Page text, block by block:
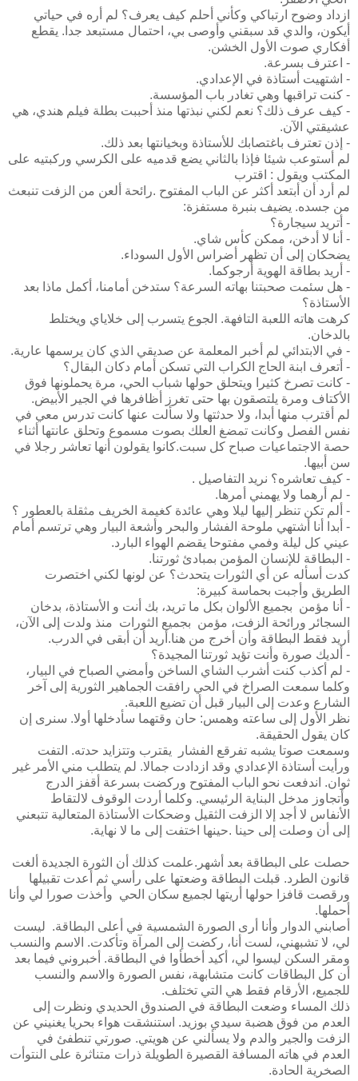
ازداد وضوح ارتباكي وكأني أحلم كيف يعرف؟ لم أره في حياتي
أيكون، والدي قد سبقني وأوصى بي، احتمال مستبعد جدا. يقطع
أفكاري صوت الأول الخشن.
- اعترف بسرعة.
- اشتهيت أستاذة في الإعدادي.
- كنت تراقبها وهي تغادر باب المؤسسة.
- كيف عرف ذلك؟ نعم لكني نبذتها منذ أحببت بطلة فيلم هندي، هي
عشيقتي الآن.
- إذن تعترف باغتصابك للأستاذة وبخيانتها بعد ذلك.
لم أستوعب شيئا فإذا بالثاني يضع قدميه على الكرسي وركبتيه على
المكتب ويقول : اقترب
لم أرد أن أبتعد أكثر عن الباب المفتوح .رائحة ألعن من الزفت تنبعث
من جسده. يضيف بنبرة مستفزة:
- أتريد سيجارة؟
- أنا لا أدخن، ممكن كأس شاي.
يضحكان إلى أن تظهر أضراس الأول السوداء.
- أريد بطاقة الهوية أرجوكما.
- هل سئمت صحبتنا بهاته السرعة؟ ستدخن أمامنا، أكمل ماذا بعد
الأستاذة؟
كرهت هاته اللعبة التافهة. الجوع يتسرب إلى خلاياي ويختلط
بالدخان.
- في الابتدائي لم أخبر المعلمة عن صديقي الذي كان يرسمها عارية.
- أتعرف ابنة الحاج الكراب التي تسكن أمام دكان البقال؟
- كانت تصرخ كثيرا ويتحلق حولها شباب الحي، مرة يحملونها فوق
الأكتاف ومرة يلتصقون بها حتى تغرز أظافرها في الجير الأبيض.
لم أقترب منها أبدا، ولا حدثتها ولا سألت عنها كانت تدرس معي في
نفس الفصل وكانت تمضغ العلك بصوت مسموع وتحلق عانتها أثناء
حصة الاجتماعيات صباح كل سبت.كانوا يقولون أنها تعاشر رجلا في
سن أبيها.
- كيف تعاشره؟ نريد التفاصيل .
- لم أرهما ولا يهمني أمرها.
- ألم تكن تنظر إليها ليلا وهي عائدة كغيمة الخريف مثقلة بالعطور ؟
- أبدا أنا أشتهي ملوحة الفشار والبحر وأشعة البيار وهي ترتسم أمام
عيني كل ليلة وفمي مفتوحا يقضم الهواء البارد.
- البطاقة للإنسان المؤمن بمبادئ ثورتنا.
كدت أسأله عن أي الثورات يتحدث؟ عن لونها لكني اختصرت
الطريق وأجبت بحماسة كبيرة:
- أنا مؤمن بجميع الألوان بكل ما تريد، بك أنت و الأستاذة، بدخان
السجائر ورائحة الزفت، مؤمن بجميع الثورات منذ ولدت إلى الآن،
أريد فقط البطاقة وأن أخرج من هنا.أريد أن أبقى في الدرب.
- ألديك صورة وأنت تؤيد ثورتنا المجيدة؟
- لم أكذب كنت أشرب الشاي الساخن وأمضي الصباح في البيار،
وكلما سمعت الصراخ في الحي رافقت الجماهير الثورية إلى آخر
الشارع وعدت إلى البيار قبل أن تضيع اللعبة.
نظر الأول إلى ساعته وهمس: حان وقتهما سأدخلها أولا. سنرى إن
كان يقول الحقيقة.
وسمعت صوتا يشبه تفرقع الفشار يقترب وتتزايد حدته. التفت
ورأيت أستاذة الإعدادي وقد ازدادت جمالا. لم يتطلب مني الأمر غير
ثوان. اندفعت نحو الباب المفتوح وركضت بسرعة أقفز الدرج
وأتجاوز مدخل البناية الرئيسي. وكلما أردت الوقوف لالتقاط
الأنفاس لا أجد إلا الزفت الثقيل وضحكات الأستاذة المتعالية تتبعني
إلى أن وصلت إلى حينا .حينها اختفت إلى ما لا نهاية.
حصلت على البطاقة بعد أشهر.علمت كذلك أن الثورة الجديدة ألغت
قانون الطرد. قبلت البطاقة وضعتها على رأسي ثم أعدت تقبيلها
ورقصت قافزا حولها أريتها لجميع سكان الحي وأخذت صورا لي وأنا
أحملها.
أصابني الدوار وأنا أرى الصورة الشمسية في أعلى البطاقة. ليست
لي، لا تشبهني، لست أنا، ركضت إلى المرآة وتأكدت. الاسم والنسب
ومقر السكن ليسوا لي، أكيد أخطأوا في البطاقة. أخبروني فيما بعد
أن كل البطاقات كانت متشابهة، نفس الصورة والاسم والنسب
للجميع، الأرقام فقط هي التي تختلف.
ذلك المساء وضعت البطاقة في الصندوق الحديدي ونظرت إلى
العدم من فوق هضبة سيدي بوزيد. استنشقت هواء بحريا يغنيني عن
الزفت والجير والدم ولا يسألني عن هويتي. صورتي تنطفئ في
العدم في هاته المسافة القصيرة الطويلة ذرات متناثرة على النتوأت
الصخرية الحادة.